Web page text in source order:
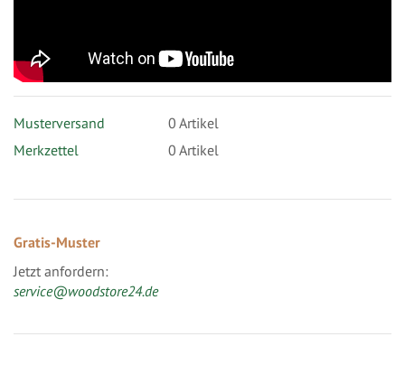
Musterversand 0 Artikel
Merkzettel
0 Artikel
Gratis-Muster
Jetzt anfordern:
service@woodstore24.de